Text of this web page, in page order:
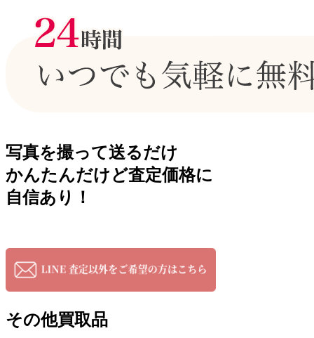
写真を撮って送るだけ
かんたんだけど査定価格に
自信あり！
その他買取品